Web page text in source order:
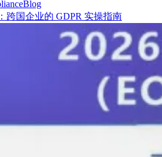
Blog
跨国企业的 GDPR 实操指南